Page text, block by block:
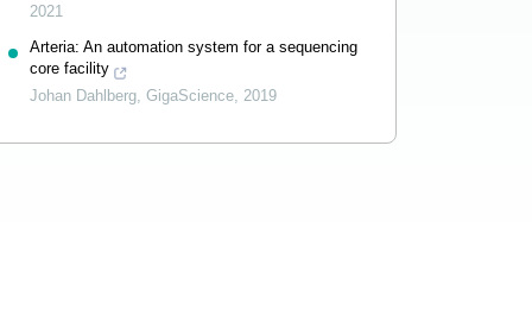
2021
Arteria: An automation system for a sequencing
core facility
Johan Dahlberg, GigaScience, 2019